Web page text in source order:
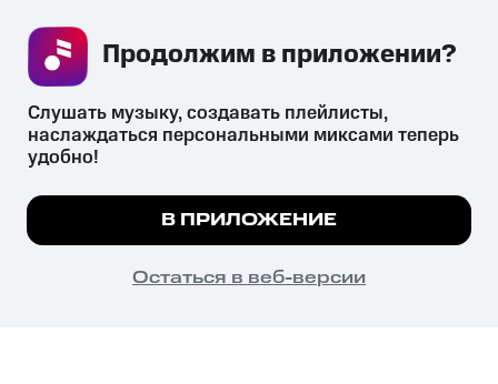
СКАЧАТЬ ПРИЛОЖЕНИЕ
психотропных веществ, их аналогов причиняет вред здоровью,
их незаконный оборот запрещён и влечёт установленную
законодательством ответственность.
© 2026 ООО «КИОН».
Все права защищены
Мы используем куки, чтобы на сайте все
Подробнее
ПОНЯТНО
Слушать музыку, создавать плейлисты,
наслаждаться персональными миксами теперь
удобно!
В ПРИЛОЖЕНИЕ
Остаться в веб-версии